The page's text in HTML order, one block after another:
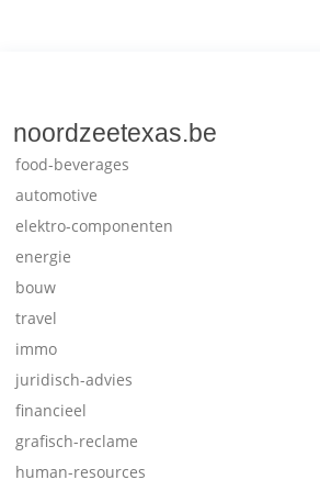
noordzeetexas.be
food-beverages
automotive
elektro-componenten
energie
bouw
travel
immo
juridisch-advies
financieel
grafisch-reclame
human-resources